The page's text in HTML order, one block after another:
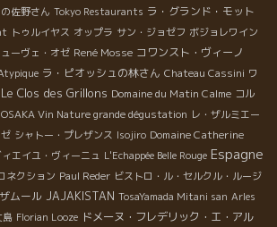
佐野さん Tokyo Restaurants ラ・グランド・モット
トゥルイヤス オップラ サン・ジョゼフ ボジョレワイン
ーヴェ・オゼ René Mosse コワンスト・ヴィーノ
ラ・ピオッシュの林さん Chateau Cassini ワ
Le Clos des Grillons Domaine du Matin Calme コル
OSAKA Vin Nature grande dégustation レ・ザルミエー
シャトー・プレザンス Isojiro Domaine Catherine
エイユ・ヴィーニュ L'Echappée Belle Rouge Espagne
ネクション Paul Reder ビストロ・ル・セルクル・ルージ
ムール JAJAKISTAN TosaYamada Mitani san Arles
島 Florian Looze ドメーヌ・フレデリック・エ・アル